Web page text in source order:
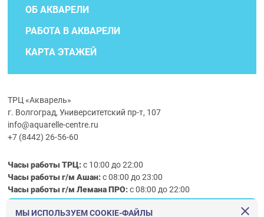
ОБ АКВАРЕЛИ
РАБОТА В АКВАРЕЛИ
КАРТА ЭТАЖЕЙ
ТРЦ «Акварель»
г. Волгоград, Университетский пр-т, 107
info@aquarelle-centre.ru
+7 (8442) 26-56-60
Часы работы ТРЦ:с 10:00 до 22:00
Часы работы г/м Ашан:с 08:00 до 23:00
Часы работыг/мЛемана ПРО:с 08:00 до 22:00
МЫ ИСПОЛЬЗУЕМ COOKIE-ФАЙЛЫ